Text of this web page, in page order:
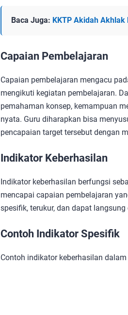
Baca Juga: KKTP Akidah Akhlak
Capaian Pembelajaran
Capaian pembelajaran mengacu
mengikuti kegiatan pembelajaran.
pemahaman konsep, kemampuan
nyata. Guru diharapkan bisa
pencapaian target tersebut dengan
Indikator Keberhasilan
Indikator keberhasilan berfungsi
mencapai capaian pembelajaran
spesifik, terukur, dan dapat
Contoh Indikator Spesifik
Contoh indikator keberhasilan